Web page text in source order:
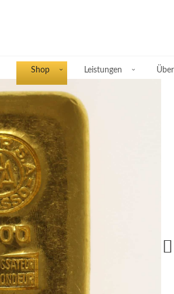
Shop
Silbermünzen
Silbermünzen
Leistungen